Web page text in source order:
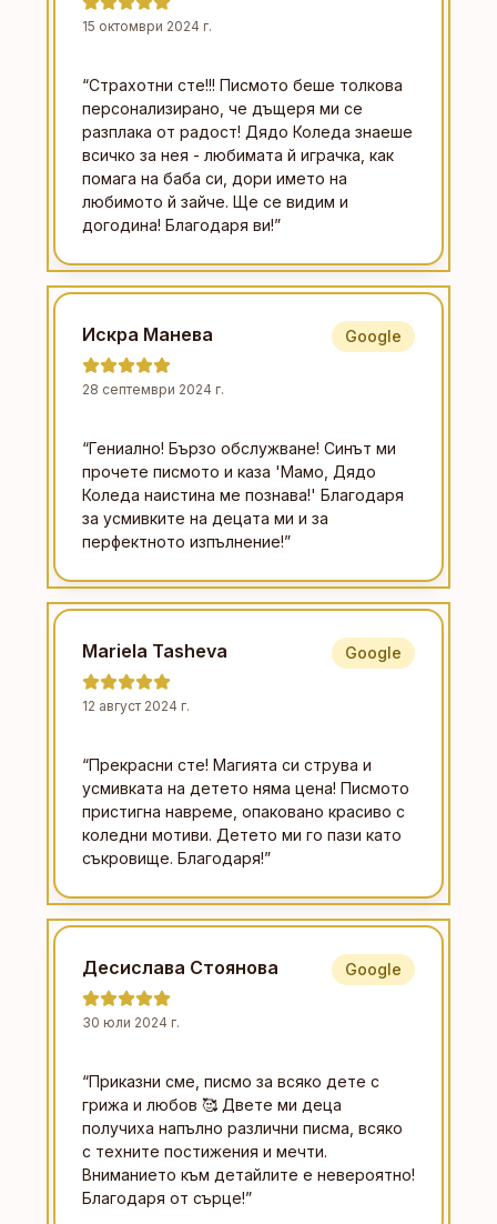
15 октомври 2024 г.
“Страхотни сте!!! Писмото беше толкова
персонализирано, че дъщеря ми се
разплака от радост! Дядо Коледа знаеше
всичко за нея - любимата й играчка, как
помага на баба си, дори името на
любимото й зайче. Ще се видим и
догодина! Благодаря ви!”
Искра Манева
28 септември 2024 г.
Google
“Гениално! Бързо обслужване! Синът ми
прочете писмото и каза 'Мамо, Дядо
Коледа наистина ме познава!' Благодаря
за усмивките на децата ми и за
перфектното изпълнение!”
Mariela Tasheva
12 август 2024 г.
Google
“Прекрасни сте! Магията си струва и
усмивката на детето няма цена! Писмото
пристигна навреме, опаковано красиво с
коледни мотиви. Детето ми го пази като
съкровище. Благодаря!”
Десислава Стоянова
30 юли 2024 г.
Google
“Приказни сме, писмо за всяко дете с
грижа и любов 🥰 Двете ми деца
получиха напълно различни писма, всяко
с техните постижения и мечти.
Вниманието към детайлите е невероятно!
Благодаря от сърце!”